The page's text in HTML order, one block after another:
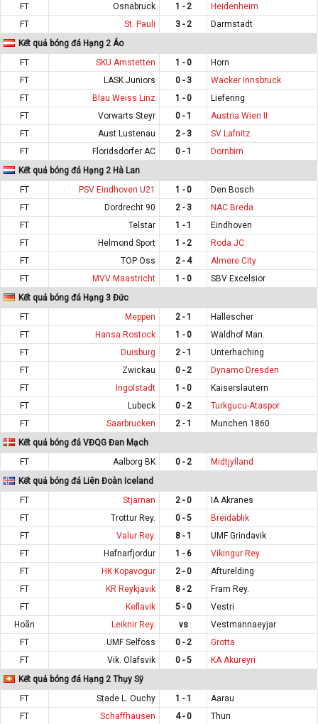
FT
Osnabruck 1 - 2
Heidenheim
FT
St. Pauli 3 - 2
Darmstadt
Kết quả bóng đá Hạng 2 Áo
FT
SKU Amstetten 1 - 0
Horn
FT
LASK Juniors 0 - 3
Wacker Innsbruck
FT
Blau Weiss Linz 1 - 0
Liefering
FT
Vorwarts Steyr 0 - 1
Austria Wien II
FT
Aust Lustenau 2 - 3
SV Lafnitz
FT
Floridsdorfer AC 0 - 1
Dornbirn
Kết quả bóng đá Hạng 2 Hà Lan
FT
PSV Eindhoven U21 1 - 0
Den Bosch
FT
Dordrecht 90 2 - 3
NAC Breda
FT
Telstar 1 - 1
Eindhoven
FT
Helmond Sport 1 - 2
Roda JC
FT
TOP Oss 2 - 4
Almere City
FT
MVV Maastricht 1 - 0
SBV Excelsior
Kết quả bóng đá Hạng 3 Đức
FT
Meppen 2 - 1
Hallescher
FT
Hansa Rostock 1 - 0
Waldhof Man.
FT
Duisburg 2 - 1
Unterhaching
FT
Zwickau 0 - 2
Dynamo Dresden
FT
Ingolstadt 1 - 0
Kaiserslautern
FT
Lubeck 0 - 2
Turkgucu-Ataspor
FT
Saarbrucken 2 - 1
Munchen 1860
Kết quả bóng đá VĐQG Đan Mạch
FT
Aalborg BK 0 - 2
Midtjylland
Kết quả bóng đá Liên Đoàn Iceland
FT
Stjarnan 2 - 0
IA Akranes
FT
Trottur Rey. 0 - 5
Breidablik
FT
Valur Rey. 8 - 1
UMF Grindavik
FT
Hafnarfjordur 1 - 6
Vikingur Rey.
FT
HK Kopavogur 2 - 0
Afturelding
FT
KR Reykjavik 8 - 2
Fram Rey.
FT
Keflavik 5 - 0
Vestri
Hoãn
Leiknir Rey. vs
Vestmannaeyjar
FT
UMF Selfoss 0 - 2
Grotta
FT
Vik. Olafsvik 0 - 5
KA Akureyri
Kết quả bóng đá Hạng 2 Thụy Sỹ
FT
Stade L. Ouchy 1 - 1
Aarau
FT
Schaffhausen 4 - 0 Thun